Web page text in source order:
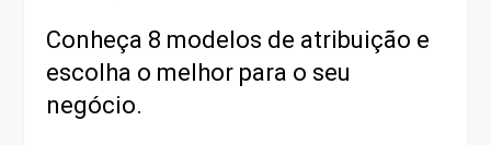
Conheça 8 modelos de atribuição e
escolha o melhor para o seu
negócio.